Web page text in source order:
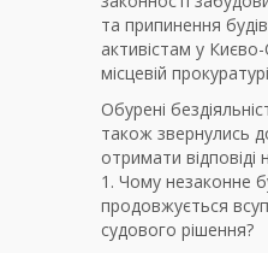
та припинення
активістам у
місцевій
Обурені
також звернулись
отримати відповіді
1. Чому незаконне
продовжується
судового рішення?